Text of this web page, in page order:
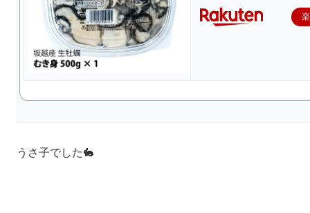
うさ子でした🐇